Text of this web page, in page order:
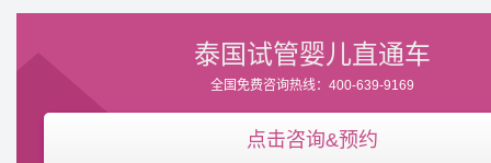
泰国试管婴儿直通车
全国免费咨询热线：400-639-9169
点击咨询&预约